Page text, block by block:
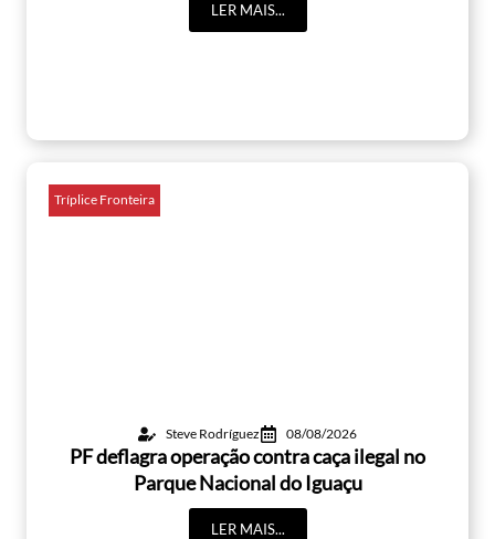
LER MAIS...
Tríplice Fronteira
Steve Rodríguez 08/08/2026
PF deflagra operação contra caça ilegal no
Parque Nacional do Iguaçu
LER MAIS...